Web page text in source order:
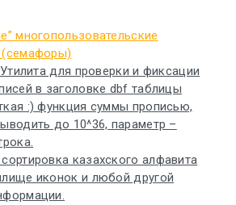
многопользовательские
(семафоры)
для проверки и фиксации
в заголовке dbf таблицы
:) функция суммы прописью,
до 10^36, параметр –
казахского алфавита
иконок и любой другой